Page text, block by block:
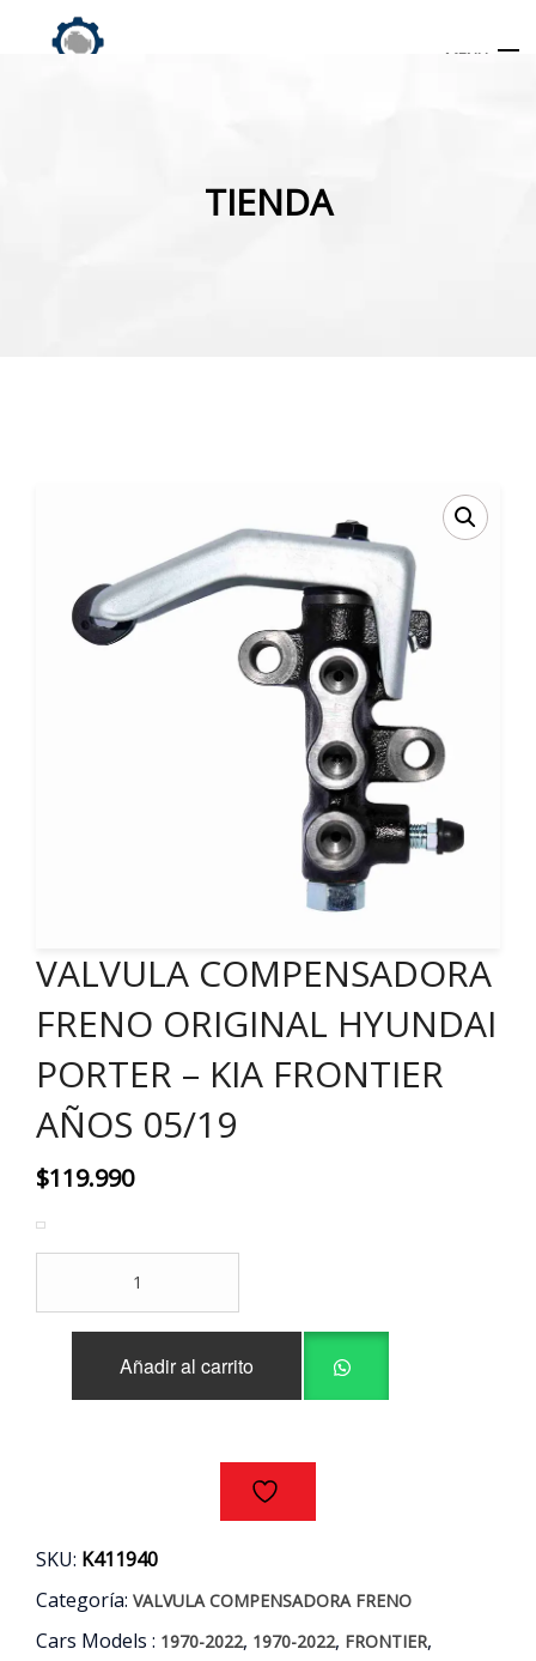
MENU
TIENDA
VALVULA COMPENSADORA
FRENO ORIGINAL HYUNDAI
PORTER – KIA FRONTIER
AÑOS 05/19
$119.990
COMPENSADORA
FRENO
ORIGINAL
Añadir al carrito
SKU: K411940
Categoría: VALVULA COMPENSADORA FRENO
Cars Models : 1970-2022, 1970-2022, FRONTIER,